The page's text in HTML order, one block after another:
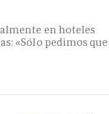
en hoteles
«Sólo pedimos que